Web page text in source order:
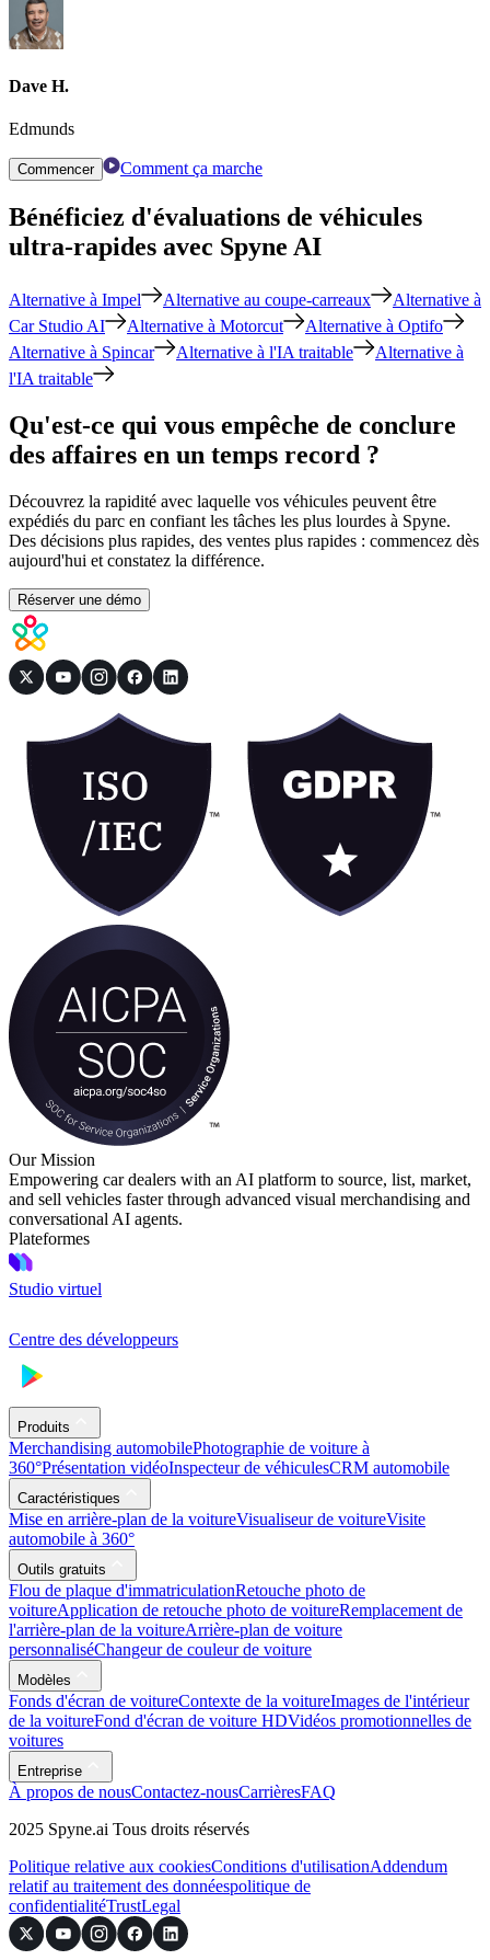
Dave H.
Edmunds
Commencer Comment ça marche
Bénéficiez d'évaluations de véhicules
ultra-rapides avec Spyne AI
Alternative à Impel Alternative au coupe-carreaux
Alternative à
Car Studio AI
Alternative à Motorcut
Alternative à Optifo
Alternative à Spincar
Alternative à l'IA traitable
Alternative à
l'IA traitable
Qu'est-ce qui vous empêche de conclure
des affaires en un temps record ?
Découvrez la rapidité avec laquelle vos véhicules peuvent être
expédiés du parc en confiant les tâches les plus lourdes à Spyne.
Des décisions plus rapides, des ventes plus rapides : commencez dès
aujourd'hui et constatez la différence.
Réserver une démo
Our Mission
Empowering car dealers with an AI platform to source, list, market,
and sell vehicles faster through advanced visual merchandising and
conversational AI agents.
Plateformes
Studio virtuel
Centre des développeurs
Produits
Merchandising automobilePhotographie de voiture à
360°Présentation vidéoInspecteur de véhiculesCRM automobile
Caractéristiques
Mise en arrière-plan de la voitureVisualiseur de voitureVisite
automobile à 360°
Outils gratuits
Flou de plaque d'immatriculationRetouche photo de
voitureApplication de retouche photo de voitureRemplacement de
l'arrière-plan de la voitureArrière-plan de voiture
personnaliséChangeur de couleur de voiture
Modèles
Fonds d'écran de voitureContexte de la voitureImages de l'intérieur
de la voitureFond d'écran de voiture HDVidéos promotionnelles de
voitures
Entreprise
À propos de nousContactez-nousCarrièresFAQ
2025 Spyne.ai Tous droits réservés
Politique relative aux cookiesConditions d'utilisationAddendum
relatif au traitement des donnéespolitique de
confidentialitéTrustLegal